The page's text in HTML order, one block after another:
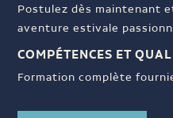
Postulez dès maintenant
aventure estivale
COMPÉTENCES ET
Formation complète